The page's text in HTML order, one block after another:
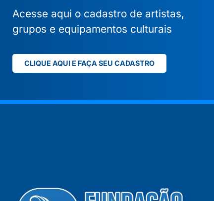
Acesse aqui o cadastro de artistas,
grupos e equipamentos culturais
CLIQUE AQUI E FAÇA SEU CADASTRO